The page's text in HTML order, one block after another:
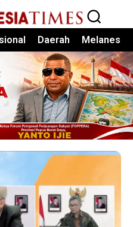
Daerah Melanesia